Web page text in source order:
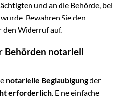
und an die Behörde, bei
Bewahren Sie den
den Widerruf auf.
Behörden notariell
notarielle Beglaubigungder
erforderlich. Eine einfache